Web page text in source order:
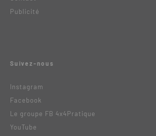
Publicité
Suivez-nous
Instagram
Facebook
Le groupe FB 4x4Pratique
YouTube